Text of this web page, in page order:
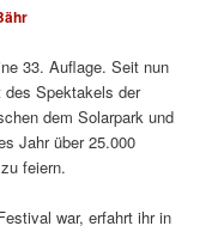
33. Auflage. Seit nun
Spektakels der
dem Solarpark und
Jahr über 25.000
feiern.
war, erfahrt ihr in